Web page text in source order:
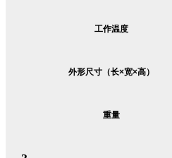
工作温度
外形尺寸（长×宽×高）
重量